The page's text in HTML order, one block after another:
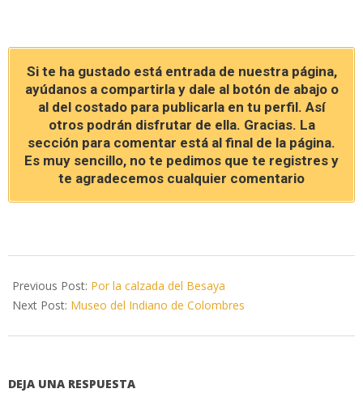
Si te ha gustado está entrada de nuestra página,
ayúdanos a compartirla y dale al botón de abajo o
al del costado para publicarla en tu perfil. Así
otros podrán disfrutar de ella. Gracias. La
sección para comentar está al final de la página.
Es muy sencillo, no te pedimos que te registres y
te agradecemos cualquier comentario
04-
23
Previous Post: Por la calzada del Besaya
Next Post: Museo del Indiano de Colombres
DEJA UNA RESPUESTA